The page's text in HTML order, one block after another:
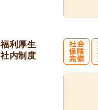
福利厚生
社内制度